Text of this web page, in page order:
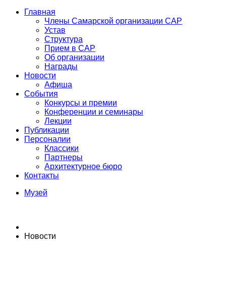
Главная
Члены Самарской организации САР
Устав
Структура
Прием в САР
Об организации
Награды
Новости
Афиша
События
Конкурсы и премии
Конференции и семинары
Лекции
Публикации
Персоналии
Классики
Партнеры
Архитектурное бюро
Контакты
Музей
Новости